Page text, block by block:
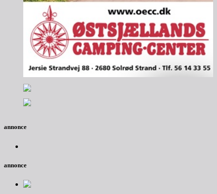
annonce
annonce